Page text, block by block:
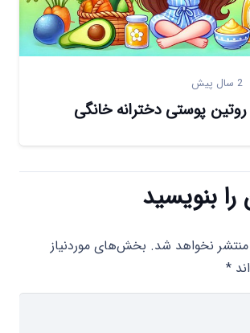
2 سال پیش
بنویسید
نخواهد شد. بخش‌های موردنیاز
*